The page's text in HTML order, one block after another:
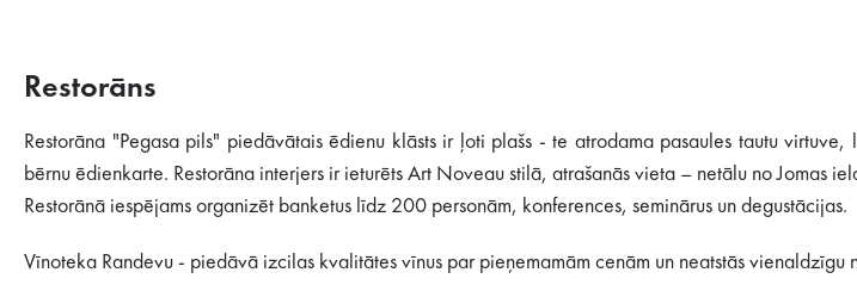
Restorāns
Restorāna "Pegasa pils" piedāvātais ēdienu klāsts ir ļoti plašs - te atrodama pasaules tautu
bērnu ēdienkarte. Restorāna interjers ir ieturēts Art Noveau stilā, atrašanās vieta – netālu no Jomas
Restorānā iespējams organizēt banketus līdz 200 personām, konferences, seminārus un degustācijas.
Vīnoteka Randevu - piedāvā izcilas kvalitātes vīnus par pieņemamām cenām un neatstās vienaldzīgu